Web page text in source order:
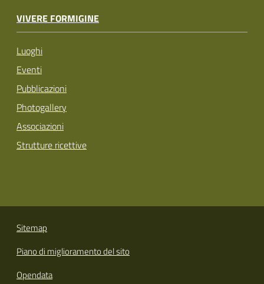
VIVERE FORMIGINE
Luoghi
Eventi
Pubblicazioni
Photogallery
Associazioni
Strutture ricettive
Sitemap
Piano di miglioramento del sito
Opendata